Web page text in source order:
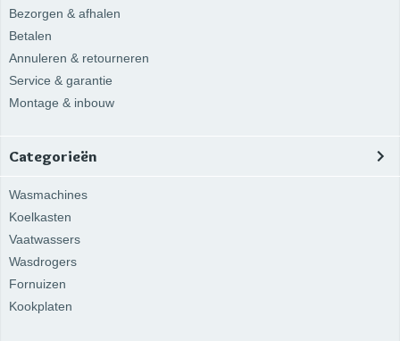
Bezorgen & afhalen
Betalen
Annuleren & retourneren
Service & garantie
Montage & inbouw
Categorieën
Wasmachines
Koelkasten
Vaatwassers
Wasdrogers
Fornuizen
Kookplaten